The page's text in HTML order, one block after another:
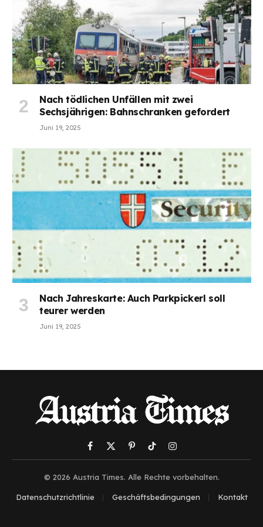
Nach tödlichen Unfällen mit zwei
Sechsjährigen: Bahnschranken gefordert
Juni 19, 2025
Nach Jahreskarte: Auch Parkpickerl soll
teurer werden
Juni 19, 2025
Facebook
X
(Twitter)
PinterestTikTokInstagram
© 2026 Austria Times. Alle Rechte vorbehalten.
Datenschutzrichtlinie Geschäftsbedingungen Kontakt